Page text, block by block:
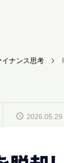
について
イナンス思考
2026.05.29